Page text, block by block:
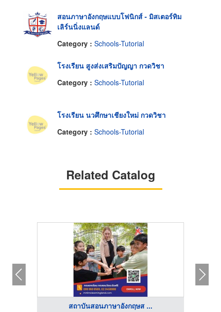
สอนภาษาอังกฤษแบบโฟนิกส์ - มิสเตอร์ทิม
เลิร์นนิ่งแลนด์
Category : Schools-Tutorial
โรงเรียน สูงส่งเสริมปัญญา กวดวิชา
Category : Schools-Tutorial
โรงเรียน นวศึกษาเชียงใหม่ กวดวิชา
Category : Schools-Tutorial
Related Catalog
สถาบันสอนภาษาอังกฤษส ...